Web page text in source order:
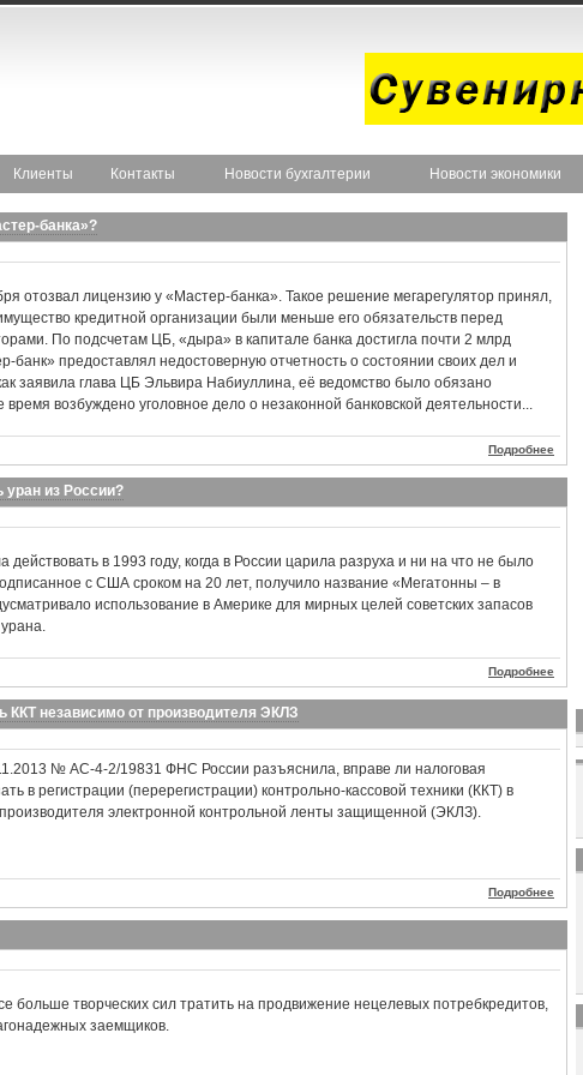
Клиенты Контакты Новости бухгалтерии Новости экономики
банка»?
отозвал лицензию у «Мастер-банка». Такое решение мегарегулятор принял,
кредитной организации были меньше его обязательств перед
По подсчетам ЦБ, «дыра» в капитале банка достигла почти 2 млрд
банк» предоставлял недостоверную отчетность о состоянии своих дел и
заявила глава ЦБ Эльвира Набиуллина, её ведомство было обязано
возбуждено уголовное дело о незаконной банковской деятельности...
Подробнее
из России?
действовать в 1993 году, когда в России царила разруха и ни на что не было
с США сроком на 20 лет, получило название «Мегатонны – в
использование в Америке для мирных целей советских запасов
Подробнее
ККТ независимо от производителя ЭКЛЗ
№ АС-4-2/19831 ФНС России разъяснила, вправе ли налоговая
в регистрации (перерегистрации) контрольно-кассовой техники (ККТ) в
электронной контрольной ленты защищенной (ЭКЛЗ).
Подробнее
больше творческих сил тратить на продвижение нецелевых потребкредитов,
заемщиков.